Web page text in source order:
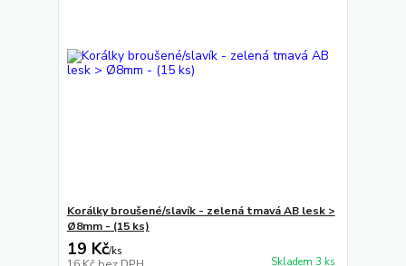
Korálky broušené/slavík - zelená tmavá AB lesk >
Ø8mm - (15 ks)
19 Kč/ks
Skladem 3 ks